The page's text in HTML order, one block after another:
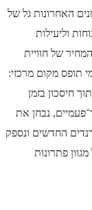
האחרונות גל של
וליעילות
של חוויית
תופס מקום מרכזי:
חיסכון בזמן
נבחן את
החדשים ונספק
פתרונות